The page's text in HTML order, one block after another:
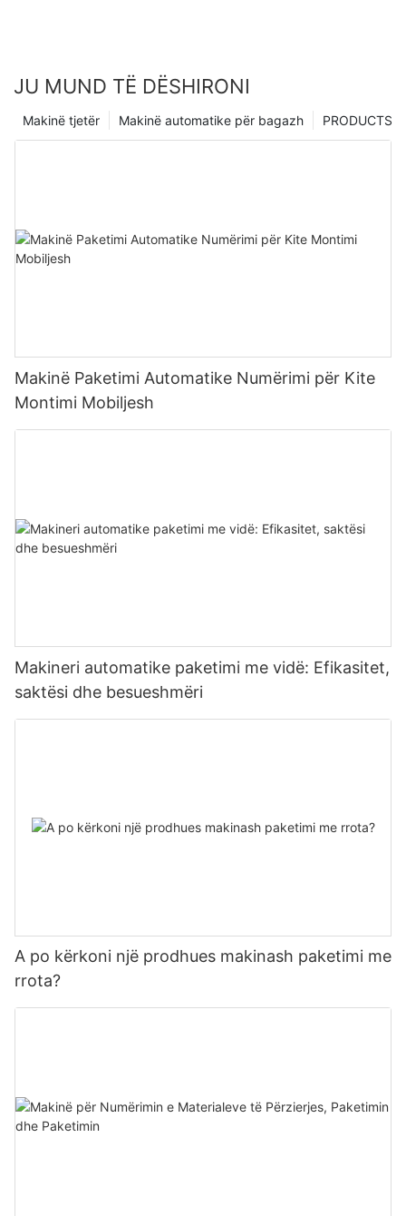
JU MUND TË DËSHIRONI
PRODUCTS
Makinë automatike për bagazh
Makinë tjetër
Makinë Paketimi Automatike Numërimi për Kite
Montimi Mobiljesh
Makineri automatike paketimi me vidë: Efikasitet,
saktësi dhe besueshmëri
A po kërkoni një prodhues makinash paketimi me
rrota?